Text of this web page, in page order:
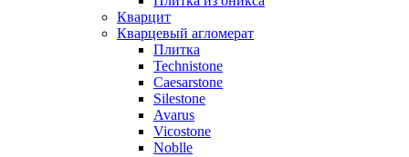
Кварцит
Кварцевый агломерат
Плитка
Technistone
Caesarstone
Silestone
Avarus
Vicostone
Noblle